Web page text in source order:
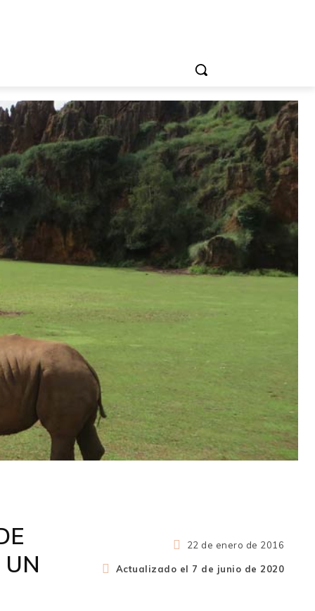
22 de enero de 2016
Actualizado el 7 de junio de 2020